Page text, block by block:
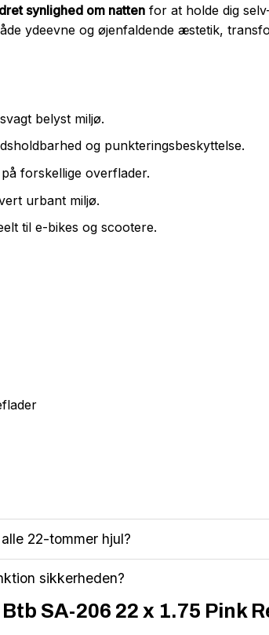
synlighed om natten for at holde dig
ydeevne og øjenfaldende æstetik,
belyst miljø.
og punkteringsbeskyttelse.
forskellige overflader.
urbant miljø.
til e-bikes og scootere.
22-tommer hjul?
sikkerheden?
SA-206 22 x 1.75 Pink